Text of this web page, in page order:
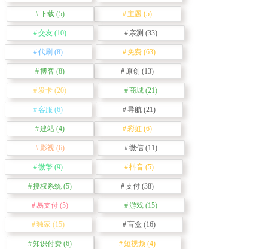
下载 (5) 主题 (5)
交友 (10) 亲测 (33)
代刷 (8) 免费 (63)
博客 (8) 原创 (13)
发卡 (20) 商城 (21)
客服 (6) 导航 (21)
建站 (4) 彩虹 (6)
影视 (6) 微信 (11)
微擎 (9) 抖音 (5)
授权系统 (5) 支付 (38)
易支付 (5) 游戏 (15)
独家 (15) 盲盒 (16)
知识付费 (6) 短视频 (4)